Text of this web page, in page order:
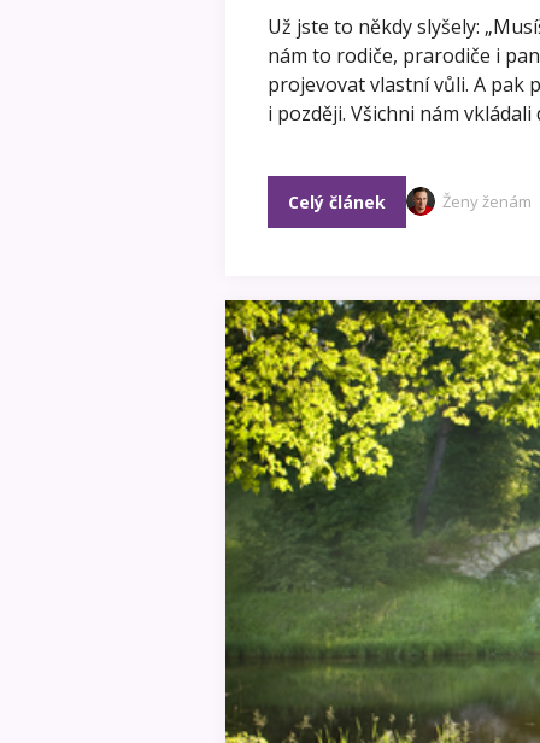
Už jste to někdy slyšely:
nám to rodiče, prarodiče i
projevovat vlastní vůli. A pak
i později. Všichni nám
Celý článek Ženy ženám